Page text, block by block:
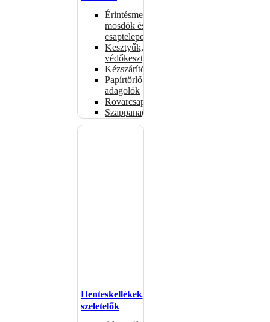
Érintésmentes
mosdók és
csaptelepek
Kesztyűk,
védőkesztyűk
Kézszárítók
Papírtörlő-
adagolók
Rovarcsapdák
Szappanadagolók
Henteskellékek,
szeletelők